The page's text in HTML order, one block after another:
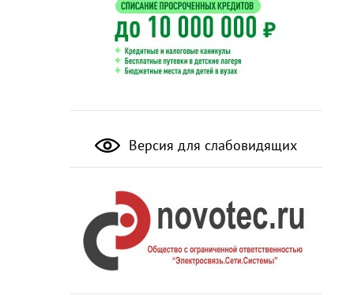
Версия для слабовидящих